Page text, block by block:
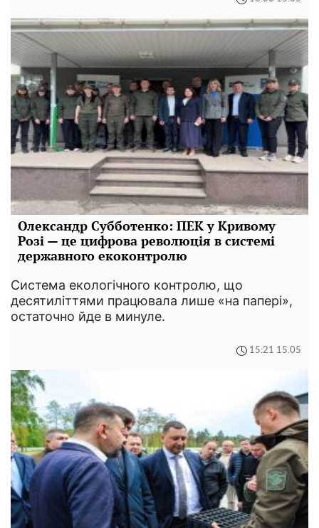
Олександр Субботенко: ПЕК у Кривому
Розі — це цифрова революція в системі
державного екоконтролю
Система екологічного контролю, що
десятиліттями працювала лише «на папері»,
остаточно йде в минуле.
15:21 15.05